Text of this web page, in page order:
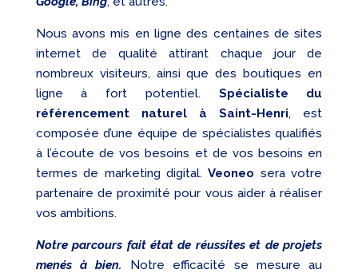
Nous avons mis en ligne des centaines de sites
internet de qualité attirant chaque jour de
nombreux visiteurs, ainsi que des boutiques en
ligne à fort potentiel. Spécialiste du
référencement naturel à Saint-Henri, est
composée d’une équipe de spécialistes qualifiés
à l’écoute de vos besoins et de vos besoins en
termes de marketing digital.Veoneo sera votre
partenaire de proximité pour vous aider à réaliser
vos ambitions.
Notre parcours fait état de réussites et de projets
menés à bien. Notre efficacité se mesure au